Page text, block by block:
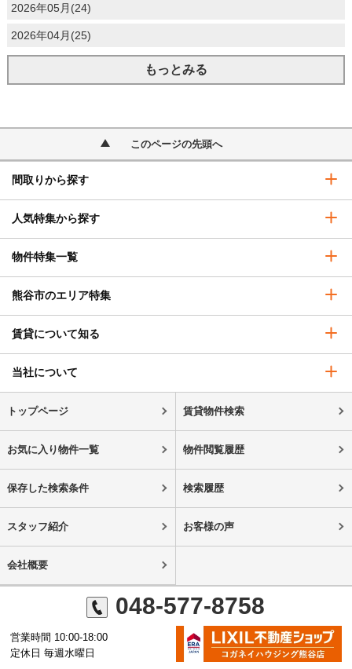
2026年05月(24)
2026年04月(25)
もっとみる
このページの先頭へ
間取りから探す
人気特集から探す
物件特集一覧
熊谷市のエリア特集
賃貸について知る
当社について
トップページ 賃貸物件検索
お気に入り物件一覧 物件閲覧履歴
保存した検索条件 検索履歴
スタッフ紹介 お客様の声
会社概要
048-577-8758
営業時間 10:00-18:00
定休日 毎週水曜日